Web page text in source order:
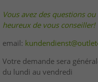
Vous avez des questions
heureux de vous conseiller!
email:
Votre demande sera
du lundi au vendredi